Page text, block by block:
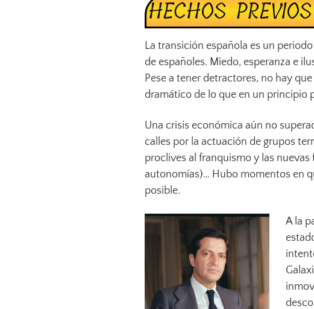
HECHOS PREVIOS
La transición española es un
de españoles. Miedo, esperanza e
Pese a tener detractores, no hay
dramático de lo que en un principio
Una crisis económica aún no
calles por la actuación de grupos
proclives al franquismo y las
autonomías)… Hubo momentos en
posible.
A la